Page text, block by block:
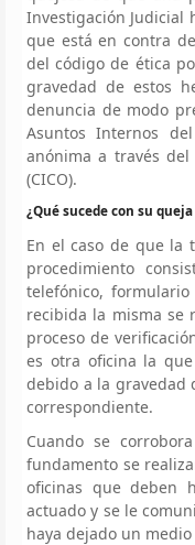
Investigación Judicial
que está en contra
del código de ética
gravedad de estos
denuncia de modo
Asuntos Internos
anónima a través
(CICO).
¿Qué sucede con su
En el caso de que la
procedimiento
telefónico,
recibida la misma se
proceso de
es otra oficina la
debido a la gravedad
correspondiente.
Cuando se
fundamento se
oficinas que deben
actuado y se le
haya dejado un